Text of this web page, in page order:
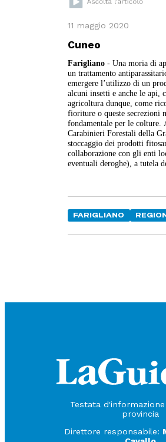
11 maggio 2020
Cuneo
Farigliano - Una moria di
un trattamento
emergere l’utilizzo di un
alcuni insetti e anche le api,
agricoltura dunque, come
fioriture o queste secrezioni
fondamentale per le colture.
Carabinieri Forestali della
stoccaggio dei prodotti
collaborazione con gli enti
eventuali deroghe), a tutela
FARIGLIANO
Testata
provincia
Direttore responsabile: